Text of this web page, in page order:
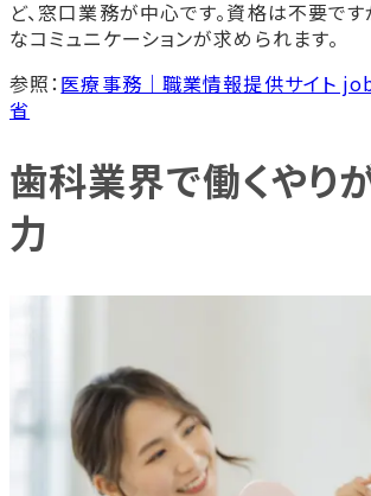
ど、窓口業務が中心です。資格は不要で
なコミュニケーションが求められます。
参照：医療事務｜職業情報提供サイト
省
歯科業界で働くやり
力